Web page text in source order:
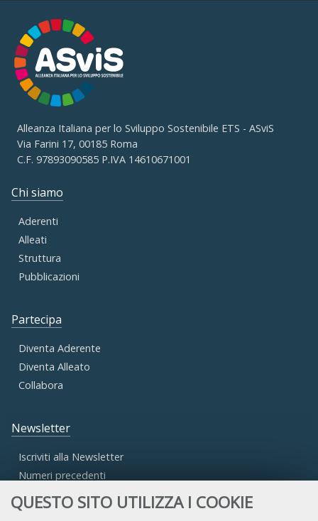
QUESTO SITO UTILIZZA I COOKIE
Alleanza Italiana per lo Sviluppo Sostenibile ETS - ASviS
Via Farini 17, 00185 Roma
C.F. 97893090585 P.IVA 14610671001
Chi siamo
Aderenti
Alleati
Struttura
Pubblicazioni
Partecipa
Diventa Aderente
Diventa Alleato
Collabora
Newsletter
Iscriviti alla Newsletter
Numeri precedenti